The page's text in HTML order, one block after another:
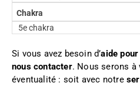
Chakra
5e chakra
Si vous avez besoin d’aide pour
nous contacter. Nous serons
éventualité : soit avec notre